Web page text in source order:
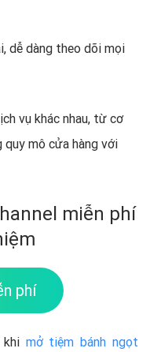
dễ dàng theo dõi mọi
vụ khác nhau, từ cơ
quy mô cửa hàng với
miễn phí
phí
mở tiệm bánh ngọt